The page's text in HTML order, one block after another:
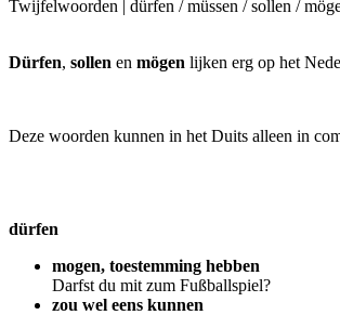
Twijfelwoorden | dürfen / müssen / sollen /
Dürfen, sollen en mögen lijken erg op het
Deze woorden kunnen in het Duits alleen in
dürfen
mogen, toestemming hebben
Darfst du mit zum Fußballspiel?
zou wel eens kunnen